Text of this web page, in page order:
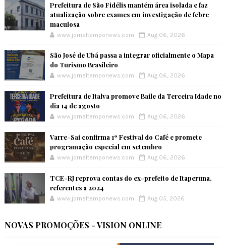
Prefeitura de São Fidélis mantém área isolada e faz
atualização sobre exames em investigação de febre
maculosa
www.jornaltemponews.com Aug 06, 2026
São José de Ubá passa a integrar oficialmente o Mapa
do Turismo Brasileiro
www.jornaltemponews.com Aug 06, 2026
Prefeitura de Italva promove Baile da Terceira Idade no
dia 14 de agosto
www.jornaltemponews.com Aug 06, 2026
Varre-Sai confirma 1º Festival do Café e promete
programação especial em setembro
www.jornaltemponews.com Aug 06, 2026
TCE-RJ reprova contas do ex-prefeito de Itaperuna,
referentes a 2024
www.jornaltemponews.com Aug 05, 2026
NOVAS PROMOÇÕES - VISION ONLINE